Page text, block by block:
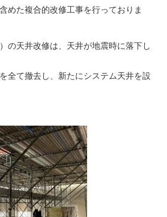
めた複合的改修工事を行っておりま
の天井改修は、天井が地震時に落下し
全て撤去し、新たにシステム天井を設